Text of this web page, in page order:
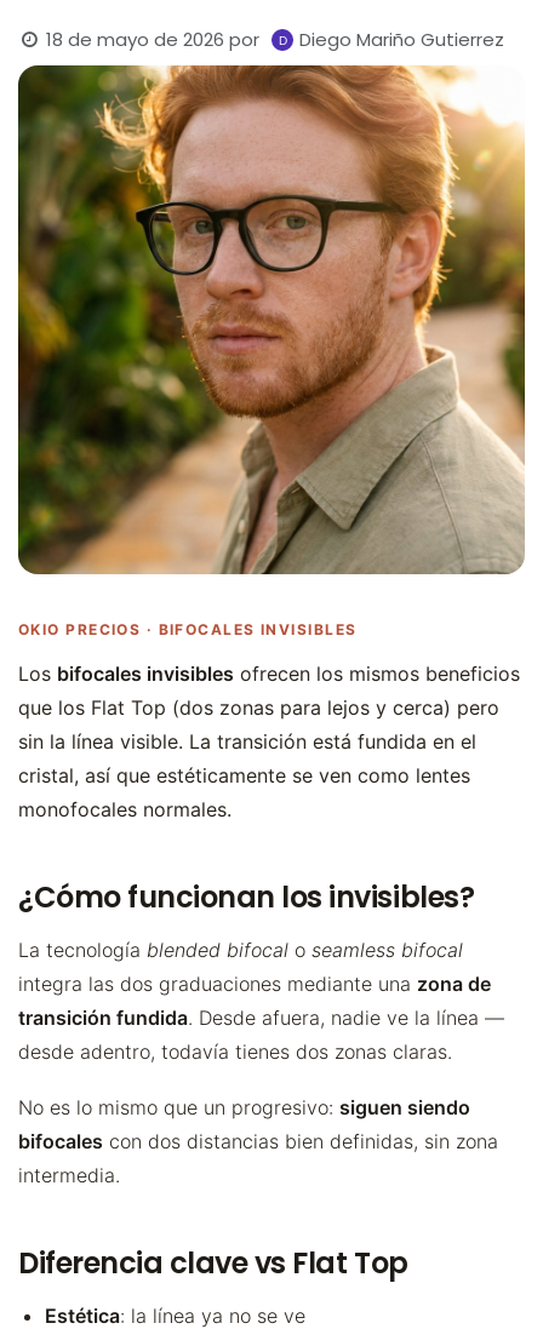
18 de mayo de 2026 por Diego Mariño Gutierrez
OKIO PRECIOS · BIFOCALES INVISIBLES
Los bifocales invisibles ofrecen los mismos beneficios
que los Flat Top (dos zonas para lejos y cerca) pero
sin la línea visible. La transición está fundida en el
cristal, así que estéticamente se ven como lentes
monofocales normales.
¿Cómo funcionan los invisibles?
La tecnología blended bifocal o seamless bifocal
integra las dos graduaciones mediante una zona de
transición fundida. Desde afuera, nadie ve la línea —
desde adentro, todavía tienes dos zonas claras.
No es lo mismo que un progresivo: siguen siendo
bifocales con dos distancias bien definidas, sin zona
intermedia.
Diferencia clave vs Flat Top
Estética: la línea ya no se ve